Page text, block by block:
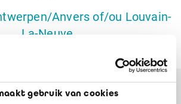
gebruik van cookies
Anvers of/ou Louvain-
La-Neuve
Orateurs